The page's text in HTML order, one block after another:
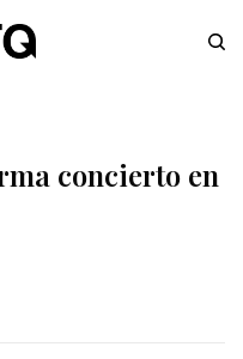
concierto en